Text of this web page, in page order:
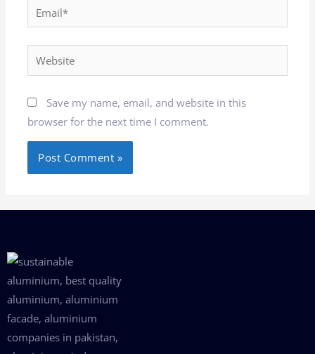
Save my name, email, and website in this
browser for the next time I comment.